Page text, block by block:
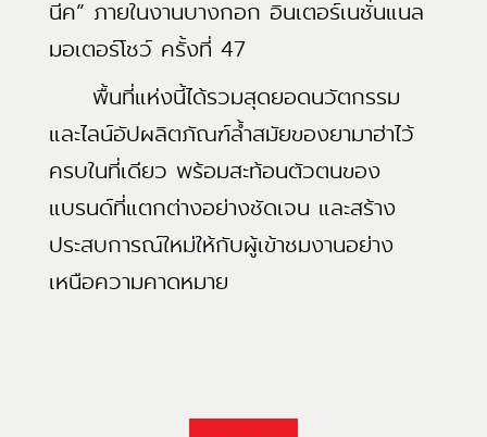
นีค” ภายในงานบางกอก อินเตอร์เนชั่นแนล
มอเตอร์โชว์ ครั้งที่ 47
พื้นที่แห่งนี้ได้รวมสุดยอดนวัตกรรม
และไลน์อัปผลิตภัณฑ์ล้ำสมัยของยามาฮ่าไว้
ครบในที่เดียว พร้อมสะท้อนตัวตนของ
แบรนด์ที่แตกต่างอย่างชัดเจน และสร้าง
ประสบการณ์ใหม่ให้กับผู้เข้าชมงานอย่าง
เหนือความคาดหมาย